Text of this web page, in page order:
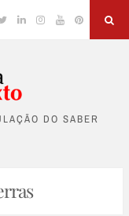
TwitterLinkedinInstagram
YouTubePinterest
DO SABER